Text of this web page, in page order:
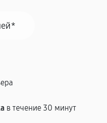
в течение 30 минут